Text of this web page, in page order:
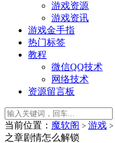
游戏资源
游戏资讯
游戏金手指
热门标签
教程
微信QQ技术
网络技术
资源留言板
当前位置： 魔软阁 > 游戏 >
之章剧情怎么解锁